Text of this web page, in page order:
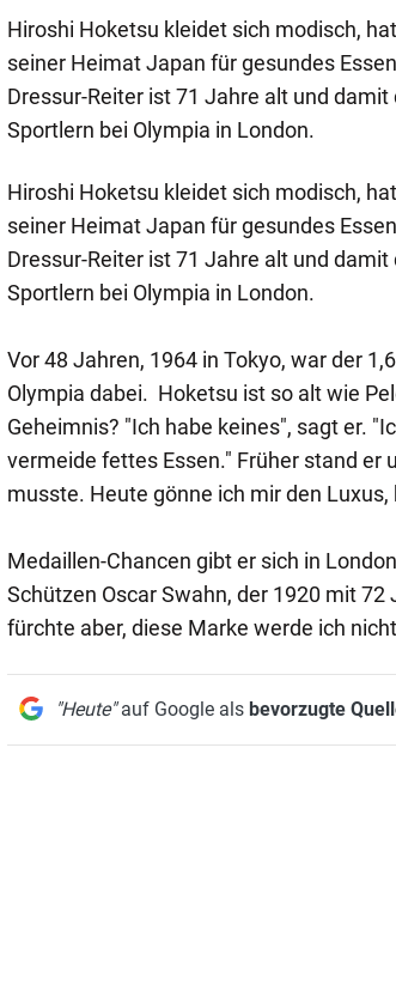
Hiroshi Hoketsu kleidet sich modisch,
seiner Heimat Japan für gesundes
Dressur-Reiter ist 71 Jahre alt und
Sportlern bei Olympia in London.
Hiroshi Hoketsu kleidet sich modisch,
seiner Heimat Japan für gesundes
Dressur-Reiter ist 71 Jahre alt und
Sportlern bei Olympia in London.
Vor 48 Jahren, 1964 in Tokyo, war der
Olympia dabei. Hoketsu ist so alt wie
Geheimnis? "Ich habe keines", sagt er.
vermeide fettes Essen." Früher stand er
musste. Heute gönne ich mir den Luxus,
Medaillen-Chancen gibt er sich in
Schützen Oscar Swahn, der 1920 mit
fürchte aber, diese Marke werde ich
"Heute"auf Google als bevorzugte